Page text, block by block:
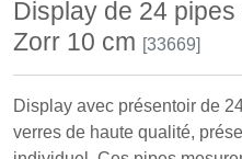
Display de 24
Zorr 10 cm [33669]
Display avec présentoir de
verres de haute qualité,